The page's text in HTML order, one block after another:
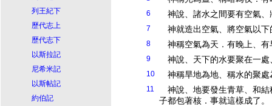
列王紀下
歷代志上
歷代志下
以斯拉記
尼希米記
以斯帖記
約伯記
6 神說、諸水之間要有空氣、
7 神就造出空氣、將空氣以下
8 神稱空氣為天．有晚上、有
9 神說、天下的水要聚在一處
10 神稱旱地為地、稱水的聚
11
神說、地要發生青草、和結
子都包著核．事就這樣成了。